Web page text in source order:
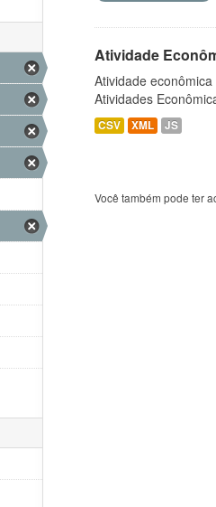
Atividade
Atividade
Atividades
CSV XML JS
Você também pode ter